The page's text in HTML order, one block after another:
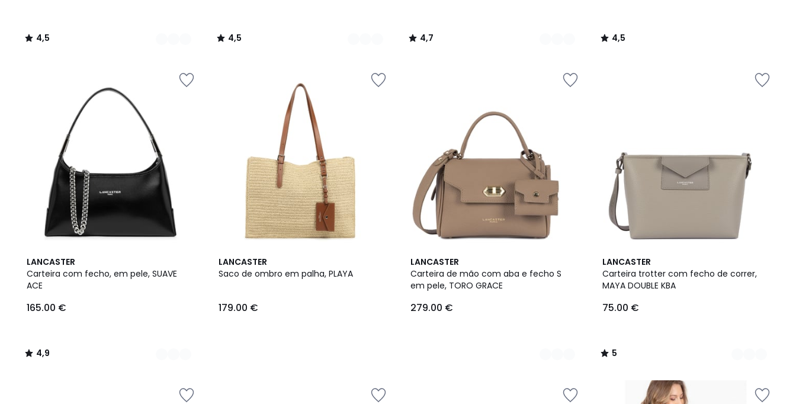
4,5
/
4,5
/
4,7
/
4,5
/
LANCASTER
Carteira com fecho, em pele, SUAVE
ACE
165.00 €
4,9
/ 5
2
Cores
4,9
/
LANCASTER
Saco de ombro em palha, PLAYA
179.00 €
LANCASTER
Carteira de mão com aba e fecho S
em pele, TORO GRACE
279.00 €
2
Cores
LANCASTER
Carteira trotter com fecho de correr,
MAYA DOUBLE KBA
75.00 €
5
/
5
3
Cores
5
/